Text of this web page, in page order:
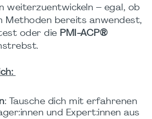
weiterzuentwickeln – egal, ob
Methoden bereits anwendest,
oder die PMI-ACP®
: Tausche dich mit erfahrenen
und Expert:innen aus